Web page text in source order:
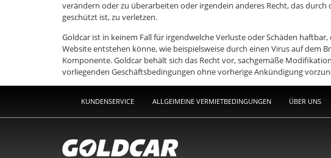
verändern oder zu überarbeiten oder irgendein anderes Recht, das
geschützt ist, zu verletzen.
Goldcar ist in keinem Fall für irgendwelche Verluste oder Schäden
Website entstehen könne, wie beispielsweise durch einen Virus auf dem
Komponente. Goldcar behält sich das Recht vor, sachgemäße
vorliegenden Geschäftsbedingungen ohne vorherige Ankündigung
KUNDENSERVICE ALLGEIMEINE VERMIETBEDINGUNGEN ÜBER UNS